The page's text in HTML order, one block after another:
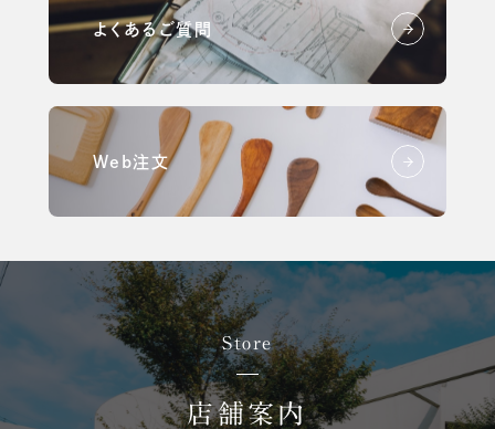
よくあるご質問
Web注文
Store
店舗案内